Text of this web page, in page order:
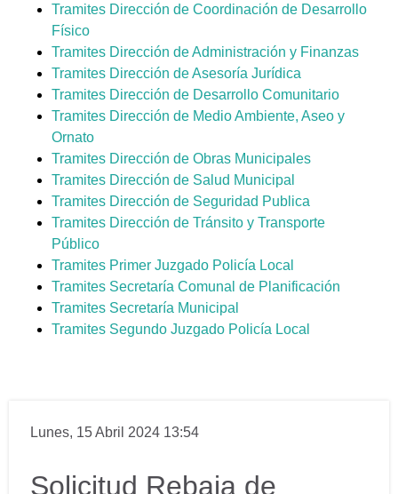
Tramites Dirección de Coordinación de Desarrollo
Físico
Tramites Dirección de Administración y Finanzas
Tramites Dirección de Asesoría Jurídica
Tramites Dirección de Desarrollo Comunitario
Tramites Dirección de Medio Ambiente, Aseo y
Ornato
Tramites Dirección de Obras Municipales
Tramites Dirección de Salud Municipal
Tramites Dirección de Seguridad Publica
Tramites Dirección de Tránsito y Transporte
Público
Tramites Primer Juzgado Policía Local
Tramites Secretaría Comunal de Planificación
Tramites Secretaría Municipal
Tramites Segundo Juzgado Policía Local
Lunes, 15 Abril 2024 13:54
Solicitud Rebaja de